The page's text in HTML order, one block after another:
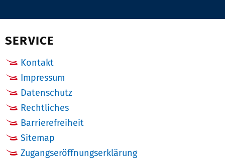
SERVICE
Kontakt
Impressum
Datenschutz
Rechtliches
Barrierefreiheit
Sitemap
Zugangseröffnungserklärung